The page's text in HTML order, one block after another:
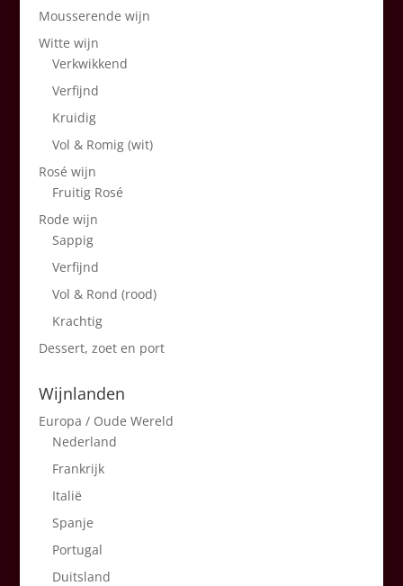
Mousserende wijn
Witte wijn
Verkwikkend
Verfijnd
Kruidig
Vol & Romig (wit)
Rosé wijn
Fruitig Rosé
Rode wijn
Sappig
Verfijnd
Vol & Rond (rood)
Krachtig
Dessert, zoet en port
Wijnlanden
Europa / Oude Wereld
Nederland
Frankrijk
Italië
Spanje
Portugal
Duitsland